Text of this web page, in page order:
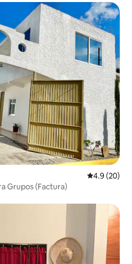
Calificación
4.9 (20)
Grupos (Factura)